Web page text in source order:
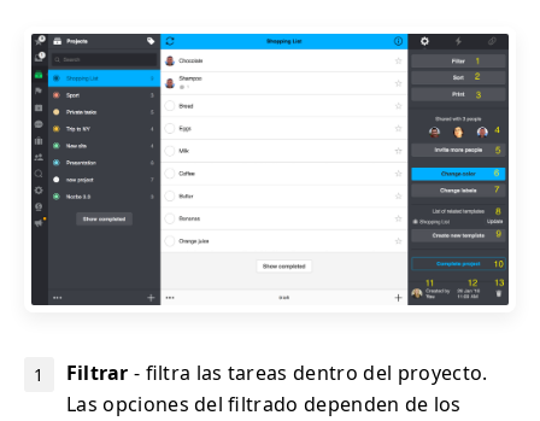
Filtrar - filtra las tareas dentro del proyecto.
Las opciones del filtrado dependen de los